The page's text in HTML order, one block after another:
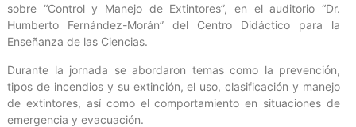
sobre “Control y Manejo de Extintores”, en el auditorio “Dr.
Humberto Fernández-Morán” del Centro Didáctico para la
Enseñanza de las Ciencias.
Durante la jornada se abordaron temas como la prevención,
tipos de incendios y su extinción, el uso, clasificación y manejo
de extintores, así como el comportamiento en situaciones de
emergencia y evacuación.